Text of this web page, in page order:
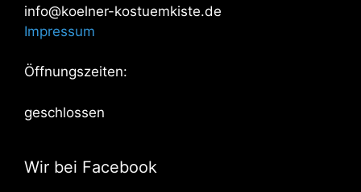
info@koelner-kostuemkiste.de
Impressum
Öffnungszeiten:
geschlossen
Wir bei Facebook